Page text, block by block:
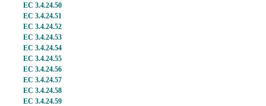
EC 3.4.24.50
EC 3.4.24.51
EC 3.4.24.52
EC 3.4.24.53
EC 3.4.24.54
EC 3.4.24.55
EC 3.4.24.56
EC 3.4.24.57
EC 3.4.24.58
EC 3.4.24.59